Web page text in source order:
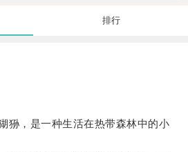
排行
，是一种生活在热带森林中的小